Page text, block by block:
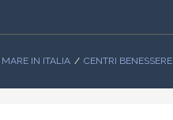
MARE IN ITALIA CENTRI BENESSERE